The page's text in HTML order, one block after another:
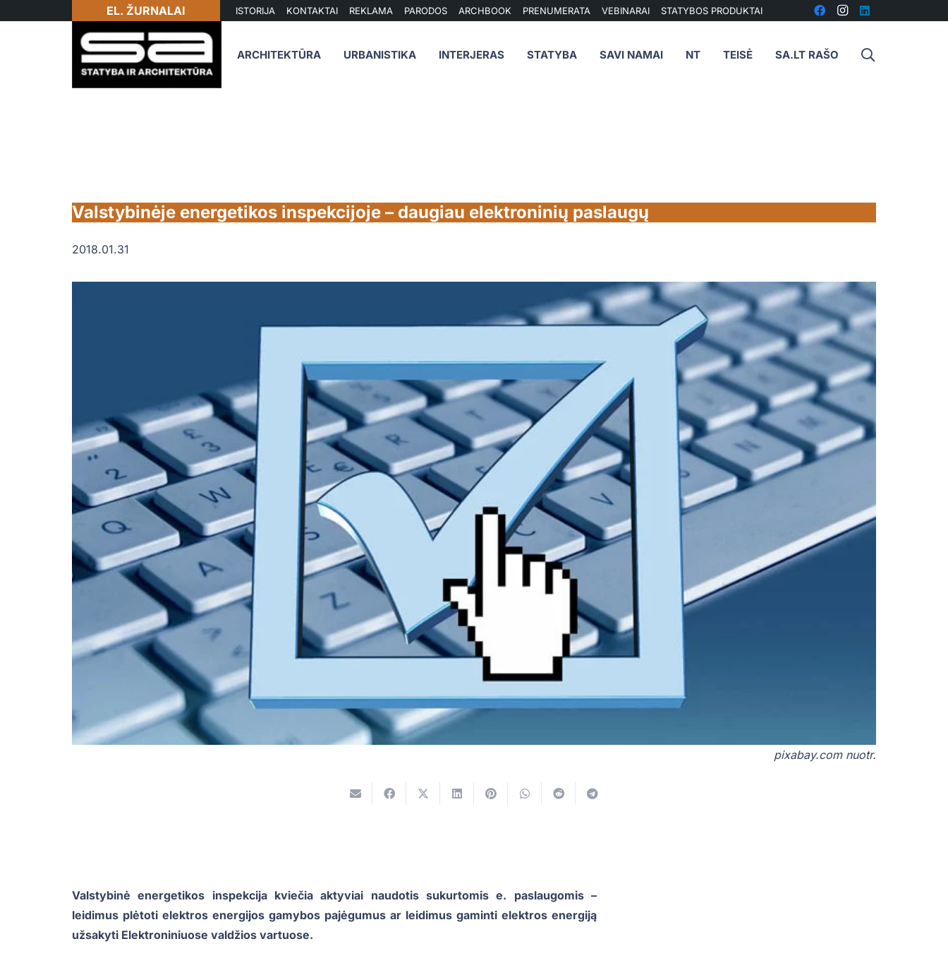
EL. ŽURNALAI ISTORIJA KONTAKTAI REKLAMA PARODOS ARCHBOOK PRENUMERATA VEBINARAI STATYBOS PRODUKTAI
ARCHITEKTŪRA URBANISTIKA INTERJERAS STATYBA SAVI NAMAI NT TEISĖ SA.LT RAŠO
Valstybinėje energetikos inspekcijoje – daugiau elektroninių paslaugų
2018.01.31
pixabay.com nuotr.
Valstybinė energetikos inspekcija kviečia aktyviai naudotis sukurtomis e. paslaugomis –
leidimus plėtoti elektros energijos gamybos pajėgumus ar leidimus gaminti elektros energiją
užsakyti Elektroniniuose valdžios vartuose.